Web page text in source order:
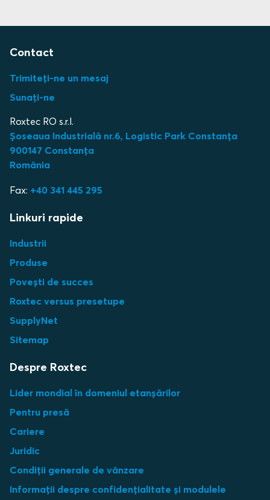
Contact
Trimiteți-ne un mesaj
Sunați-ne
Roxtec RO s.r.l.
Șoseaua Industrială nr.6, Logistic Park Constanța
900147 Constanța
România
Fax: +40 341 445 295
Linkuri rapide
Industrii
Produse
Povești de succes
Roxtec versus presetupe
SupplyNet
Sitemap
Despre Roxtec
Lider mondial în domeniul etanșărilor
Pentru presă
Cariere
Juridic
Condiții generale de vânzare
Informații despre confidențialitate și modulele